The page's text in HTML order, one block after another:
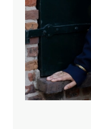
afgekocht
- volledig
- actieve VvE
- elektrische
en
- CV-installatie: